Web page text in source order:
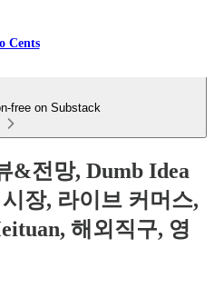
Cents
free on Substack
&전망, Dumb Idea
장, 라이브 커머스,
해외직구, 영